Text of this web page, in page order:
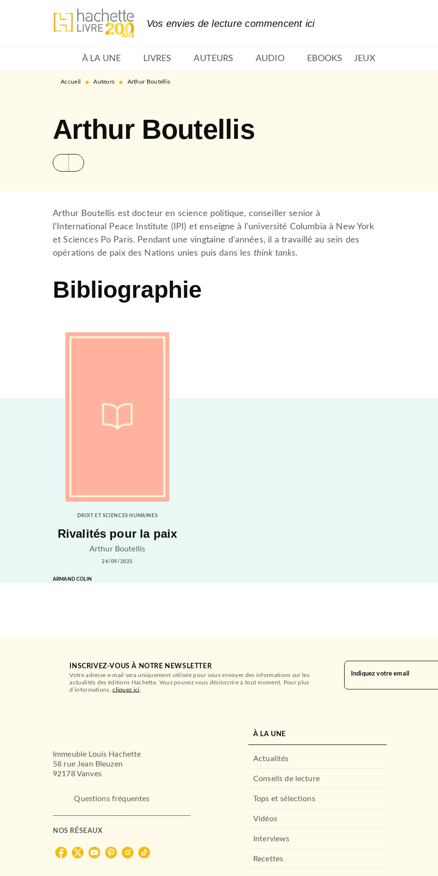
MENU RECHERCHE
Vos envies de lecture commencent ici
À LA UNE LIVRES AUTEURS AUDIO EBOOKS JEUX
Accueil • Auteurs • Arthur Boutellis
Arthur Boutellis
Arthur Boutellis est docteur en science politique, conseiller senior à
l’International Peace Institute (IPI) et enseigne à l’université Columbia à New York
et Sciences Po Paris. Pendant une vingtaine d’années, il a travaillé au sein des
opérations de paix des Nations unies puis dans les think tanks.
Bibliographie
DROIT ET SCIENCES HUMAINES
Rivalités pour la paix
Arthur Boutellis
24/09/2025
ARMAND COLIN
INSCRIVEZ-VOUS À NOTRE NEWSLETTER
Votre adresse e-mail sera uniquement utilisée pour vous envoyer des informations sur les
actualités des éditions Hachette. Vous pouvez vous désinscrire à tout moment. Pour plus
d’informations,cliquez ici
Indiquez votre email
Immeuble Louis Hachette
58 rue Jean Bleuzen
92178 Vanves
Questions fréquentes
NOS RÉSEAUX
À LA UNE
Actualités
Conseils de lecture
Tops et sélections
Vidéos
Interviews
Recettes